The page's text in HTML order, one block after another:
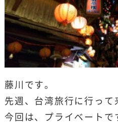
藤川です。
先週、台湾旅行に行って
今回は、プライベートで